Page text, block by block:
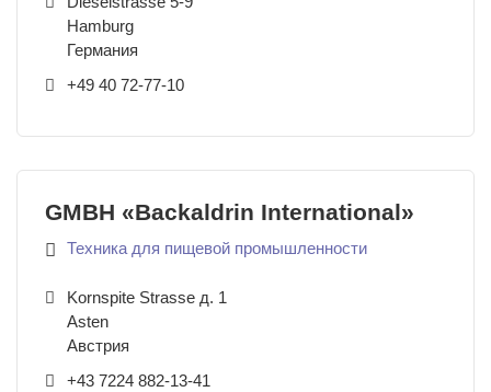
Hamburg
Германия
+49 40 72-77-10
GMBH «Backaldrin International»
Техника для пищевой промышленности
Kornspite Strasse д. 1
Asten
Австрия
+43 7224 882-13-41